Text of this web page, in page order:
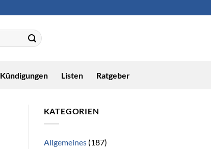
Kündigungen Listen Ratgeber
KATEGORIEN
Allgemeines(187)